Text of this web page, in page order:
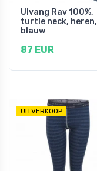
Ulvang Rav 100%,
turtle neck, heren,
blauw
87 EUR
UITVERKOOP